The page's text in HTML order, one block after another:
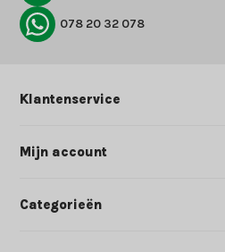
078 20 32 078
Klantenservice
Mijn account
Categorieën